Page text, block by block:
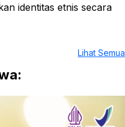
identitas etnis secara
Lihat Semua